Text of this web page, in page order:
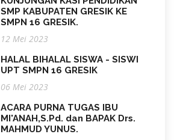
SMP KABUPATEN GRESIK KE
SMPN 16 GRESIK.
12 Mei 2023
HALAL BIHALAL SISWA - SISWI
UPT SMPN 16 GRESIK
06 Mei 2023
ACARA PURNA TUGAS IBU
MI'ANAH,S.Pd. dan BAPAK Drs.
MAHMUD YUNUS.